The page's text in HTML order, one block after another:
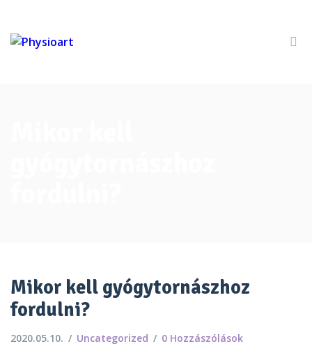
Mikor kell gyógytornászhoz
fordulni?
2020.05.10. Uncategorized 0 Hozzászólások